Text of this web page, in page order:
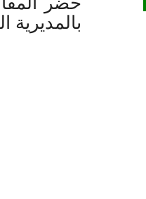
بالمديرية